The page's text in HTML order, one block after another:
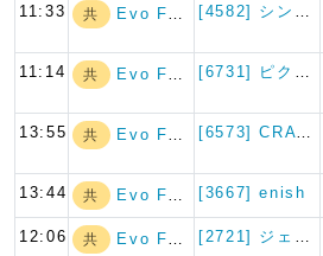
11:33 共 Evo Fund
11:14 共 Evo Fund
13:55 共 Evo Fund
13:44 共 Evo Fund [3667] enish
12:06 共 Evo Fund